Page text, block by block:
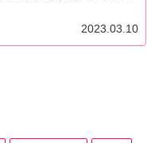
2023.03.10